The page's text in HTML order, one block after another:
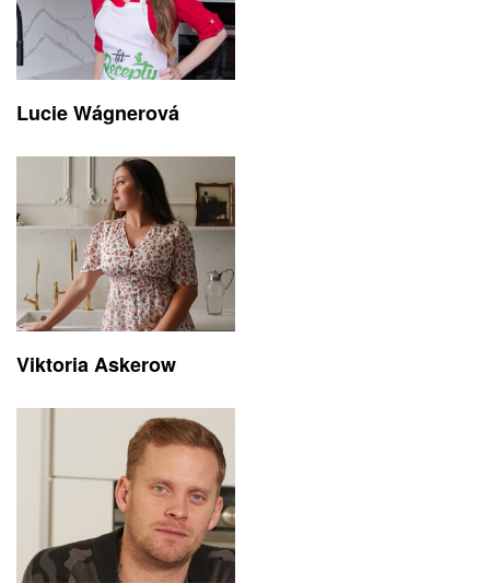
Lucie Wágnerová
Viktoria Askerow